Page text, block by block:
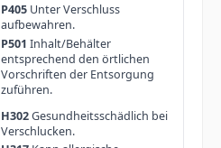
P405Unter Verschluss
aufbewahren.
P501 Inhalt/Behälter
entsprechend den örtlichen
Vorschriften der Entsorgung
zuführen.
H302Gesundheitsschädlich bei
Verschlucken.